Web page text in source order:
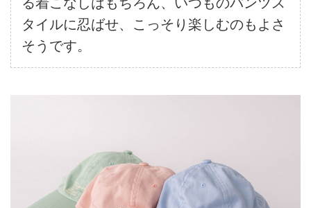
タイルに忍ばせ、こっそり楽しむのもよさ
そうです。